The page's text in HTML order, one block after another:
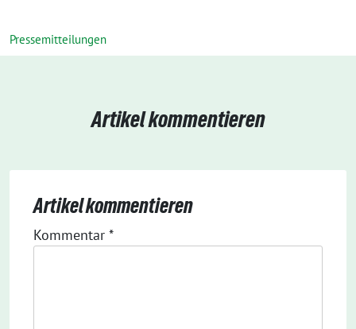
Pressemitteilungen
Artikel kommentieren
Artikel kommentieren
Kommentar *